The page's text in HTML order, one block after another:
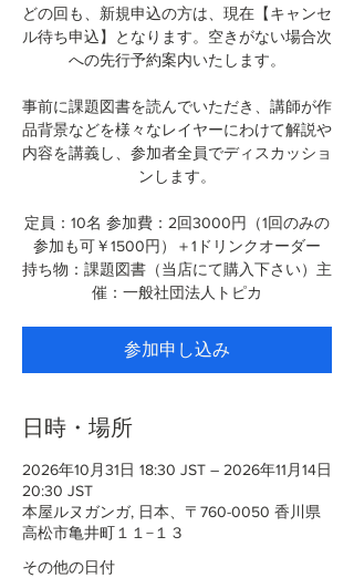
どの回も、新規申込の方は、現在【キャンセ
ル待ち申込】となります。空きがない場合次
への先行予約案内いたします。
事前に課題図書を読んでいただき、講師が作
品背景などを様々なレイヤーにわけて解説や
内容を講義し、参加者全員でディスカッショ
ンします。
定員：10名 参加費：2回3000円（1回のみの
参加も可￥1500円）＋1ドリンクオーダー
持ち物：課題図書（当店にて購入下さい）主
催：一般社団法人トピカ
参加申し込み
日時・場所
2026年10月31日 18:30 JST – 2026年11月14日
20:30 JST
本屋ルヌガンガ, 日本、〒760-0050 香川県
高松市亀井町１１−１３
その他の日付